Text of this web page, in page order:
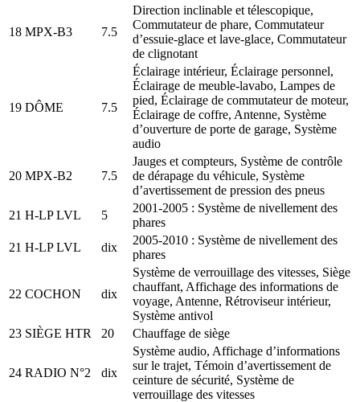
18 MPX-B3 7.5
Direction inclinable et télescopique,
Commutateur de phare, Commutateur
d’essuie-glace et lave-glace, Commutateur
de clignotant
19 DÔME 7.5
Éclairage intérieur, Éclairage personnel,
Éclairage de meuble-lavabo, Lampes de
pied, Éclairage de commutateur de moteur,
Éclairage de coffre, Antenne, Système
d’ouverture de porte de garage, Système
audio
20 MPX-B2 7.5
Jauges et compteurs, Système de contrôle
de dérapage du véhicule, Système
d’avertissement de pression des pneus
21 H-LP LVL 5
2001-2005 : Système de nivellement des
phares
21 H-LP LVL dix
2005-2010 : Système de nivellement des
phares
22 COCHON dix
Système de verrouillage des vitesses, Siège
chauffant, Affichage des informations de
voyage, Antenne, Rétroviseur intérieur,
Système antivol
23 SIÈGE HTR 20 Chauffage de siège
24 RADIO N°2 dix
Système audio, Affichage d’informations
sur le trajet, Témoin d’avertissement de
ceinture de sécurité, Système de
verrouillage des vitesses